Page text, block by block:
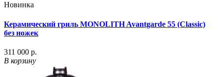
Новинка
Керамический гриль MONOLITH Avantgarde 55 (Classic)
без ножек
311 000 р.
В корзину